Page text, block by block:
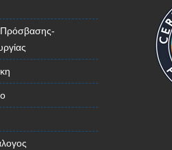
Πρόσβασης-